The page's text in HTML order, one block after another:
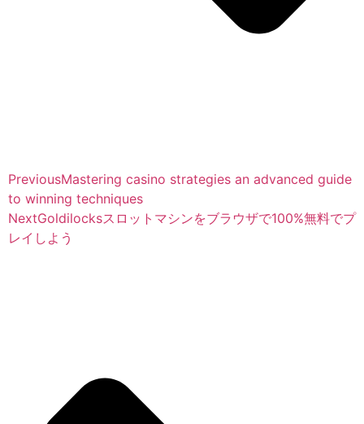
PreviousMastering casino strategies an advanced guide
to winning techniques
NextGoldilocksスロットマシンをブラウザで100%無料でプ
レイしよう